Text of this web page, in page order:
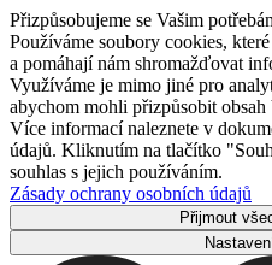
Přizpůsobujeme se Vašim
Používáme soubory cookies,
a pomáhají nám shromažďovat
Využíváme je mimo jiné pro
abychom mohli přizpůsobit
Více informací naleznete v
údajů. Kliknutím na tlačítko
souhlas s jejich používáním.
Zásady ochrany osobních údajů
Přijmout